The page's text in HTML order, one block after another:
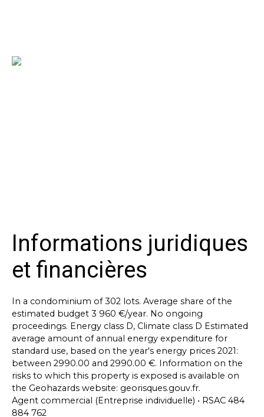
Informations juridiques
et financières
In a condominium of 302 lots. Average share of the
estimated budget 3 960 €/year. No ongoing
proceedings. Energy class D, Climate class D Estimated
average amount of annual energy expenditure for
standard use, based on the year's energy prices 2021:
between 2990.00 and 2990.00 €. Information on the
risks to which this property is exposed is available on
the Geohazards website: georisques.gouv.fr.
Agent commercial (Entreprise individuelle) • RSAC 484
884 762